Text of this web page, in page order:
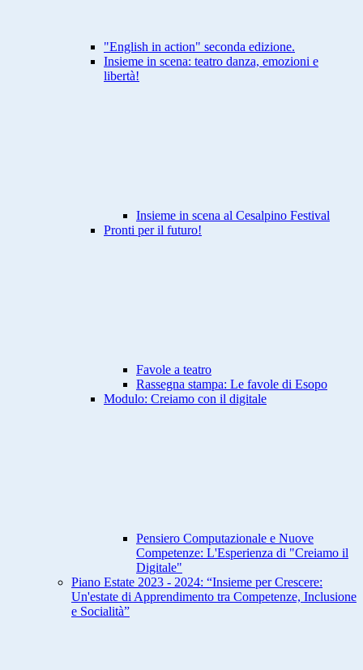
"English in action" seconda edizione.
Insieme in scena: teatro danza, emozioni e
libertà!
Insieme in scena al Cesalpino Festival
Pronti per il futuro!
Favole a teatro
Rassegna stampa: Le favole di Esopo
Modulo: Creiamo con il digitale
Pensiero Computazionale e Nuove
Competenze: L'Esperienza di "Creiamo il
Digitale"
Piano Estate 2023 - 2024: “Insieme per Crescere:
Un'estate di Apprendimento tra Competenze, Inclusione
e Socialità”